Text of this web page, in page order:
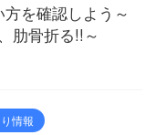
を確認しよう～
肋骨折る!!～
情報